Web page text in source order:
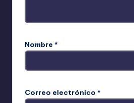
Nombre *
Correo electrónico *